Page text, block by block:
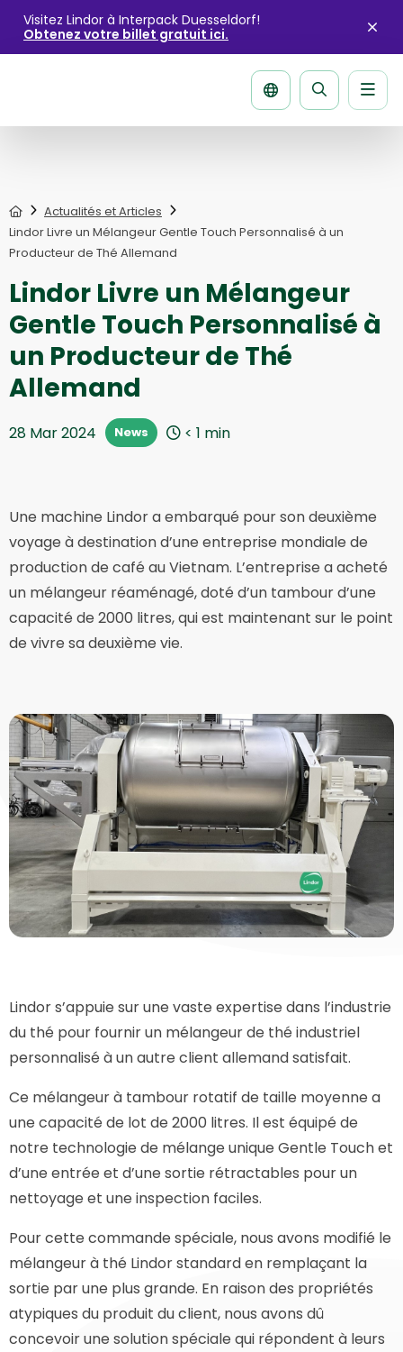
Visitez Lindor à Interpack Duesseldorf!
Obtenez votre billet gratuit ici.
La
HomeActualités et Articles
Lindor Livre un Mélangeur Gentle Touch Personnalisé à un
Producteur de Thé Allemand
Lindor Livre un Mélangeur
Gentle Touch Personnalisé à
un Producteur de Thé
Allemand
28 Mar 2024 News < 1 min
Une machine Lindor a embarqué pour son deuxième
voyage à destination d’une entreprise mondiale de
production de café au Vietnam. L’entreprise a acheté
un mélangeur réaménagé, doté d’un tambour d’une
capacité de 2000 litres, qui est maintenant sur le point
de vivre sa deuxième vie.
Lindor s’appuie sur une vaste expertise dans l’industrie
du thé pour fournir un mélangeur de thé industriel
personnalisé à un autre client allemand satisfait.
Ce mélangeur à tambour rotatif de taille moyenne a
une capacité de lot de 2000 litres. Il est équipé de
notre technologie de mélange unique Gentle Touch et
d’une entrée et d’une sortie rétractables pour un
nettoyage et une inspection faciles.
Pour cette commande spéciale, nous avons modifié le
mélangeur à thé Lindor standard en remplaçant la
sortie par une plus grande. En raison des propriétés
atypiques du produit du client, nous avons dû
concevoir une solution spéciale qui répondent à leurs